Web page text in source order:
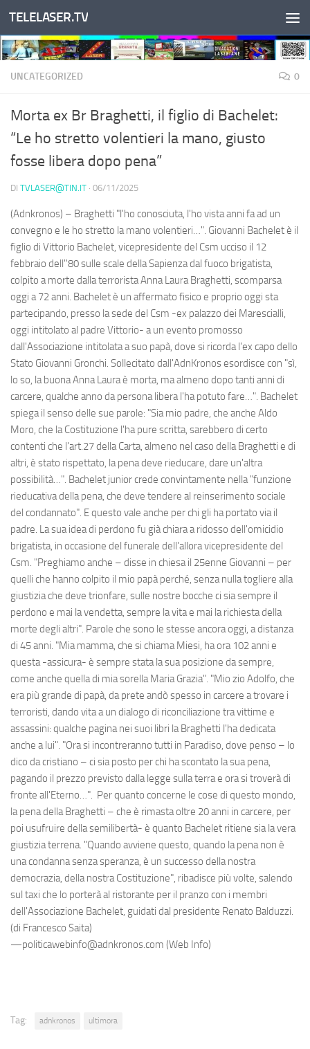
Salta al contenuto
TELELASER.TV
UNCATEGORIZED 0
Morta ex Br Braghetti, il figlio di Bachelet:
“Le ho stretto volentieri la mano, giusto
fosse libera dopo pena”
DI TVLASER@TIN.IT · 06/11/2025
(Adnkronos) – Braghetti "l'ho conosciuta, l'ho vista anni fa ad un
convegno e le ho stretto la mano volentieri…". Giovanni Bachelet è il
figlio di Vittorio Bachelet, vicepresidente del Csm ucciso il 12
febbraio dell''80 sulle scale della Sapienza dal fuoco brigatista,
colpito a morte dalla terrorista Anna Laura Braghetti, scomparsa
oggi a 72 anni. Bachelet è un affermato fisico e proprio oggi sta
partecipando, presso la sede del Csm -ex palazzo dei Marescialli,
oggi intitolato al padre Vittorio- a un evento promosso
dall'Associazione intitolata a suo papà, dove si ricorda l'ex capo dello
Stato Giovanni Gronchi. Sollecitato dall'AdnKronos esordisce con "sì,
lo so, la buona Anna Laura è morta, ma almeno dopo tanti anni di
carcere, qualche anno da persona libera l'ha potuto fare…". Bachelet
spiega il senso delle sue parole: "Sia mio padre, che anche Aldo
Moro, che la Costituzione l'ha pure scritta, sarebbero di certo
contenti che l'art.27 della Carta, almeno nel caso della Braghetti e di
altri, è stato rispettato, la pena deve rieducare, dare un'altra
possibilità…". Bachelet junior crede convintamente nella "funzione
rieducativa della pena, che deve tendere al reinserimento sociale
del condannato". E questo vale anche per chi gli ha portato via il
padre. La sua idea di perdono fu già chiara a ridosso dell'omicidio
brigatista, in occasione del funerale dell'allora vicepresidente del
Csm. "Preghiamo anche – disse in chiesa il 25enne Giovanni – per
quelli che hanno colpito il mio papà perché, senza nulla togliere alla
giustizia che deve trionfare, sulle nostre bocche ci sia sempre il
perdono e mai la vendetta, sempre la vita e mai la richiesta della
morte degli altri". Parole che sono le stesse ancora oggi, a distanza
di 45 anni. "Mia mamma, che si chiama Miesi, ha ora 102 anni e
questa -assicura- è sempre stata la sua posizione da sempre,
come anche quella di mia sorella Maria Grazia". "Mio zio Adolfo, che
era più grande di papà, da prete andò spesso in carcere a trovare i
terroristi, dando vita a un dialogo di riconciliazione tra vittime e
assassini: qualche pagina nei suoi libri la Braghetti l'ha dedicata
anche a lui". "Ora si incontreranno tutti in Paradiso, dove penso – lo
dico da cristiano – ci sia posto per chi ha scontato la sua pena,
pagando il prezzo previsto dalla legge sulla terra e ora si troverà di
fronte all'Eterno…". Per quanto concerne le cose di questo mondo,
la pena della Braghetti – che è rimasta oltre 20 anni in carcere, per
poi usufruire della semilibertà- è quanto Bachelet ritiene sia la vera
giustizia terrena. "Quando avviene questo, quando la pena non è
una condanna senza speranza, è un successo della nostra
democrazia, della nostra Costituzione", ribadisce più volte, salendo
sul taxi che lo porterà al ristorante per il pranzo con i membri
dell'Associazione Bachelet, guidati dal presidente Renato Balduzzi.
(di Francesco Saita)
—politicawebinfo@adnkronos.com (Web Info)
Tag: adnkronos ultimora